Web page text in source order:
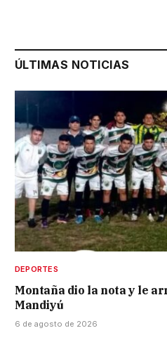
ÚLTIMAS NOTICIAS
DEPORTES
Montaña dio la nota y le
Mandiyú
6 de agosto de 2026